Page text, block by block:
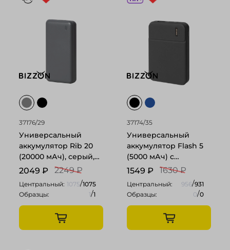
37176/29
Универсальный
аккумулятор Rib 20
(20000 мАч), серый,
14,1х6.9х2,8 см
2049 ₽ 2249 ₽
Центральный: 1075/1075
Образцы:
1/1
37174/35
Универсальный
аккумулятор Flash 5
(5000 мАч) с
подсветкой и soft
9,8х6.3х1,3 см
1549 ₽ 1630 ₽
Центральный: 956/931
Образцы:
0/0